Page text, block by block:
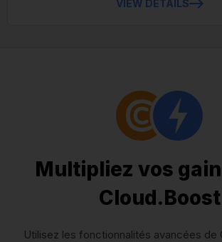
VIEW DETAILS
Multipliez vos
Cloud.Boost
Utilisez les fonctionnalités avancées de